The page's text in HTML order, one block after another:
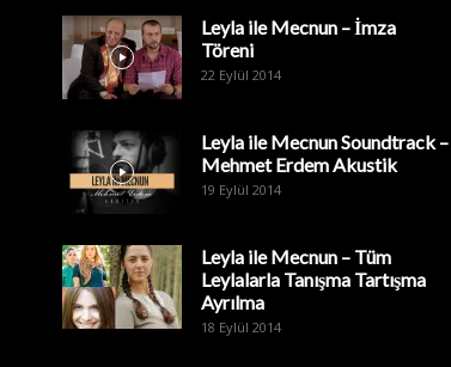
Leyla ile Mecnun – İmza
Töreni
22 Eylül 2014
Leyla ile Mecnun Soundtrack –
Mehmet Erdem Akustik
19 Eylül 2014
Leyla ile Mecnun – Tüm
Leylalarla Tanışma Tartışma
Ayrılma
18 Eylül 2014